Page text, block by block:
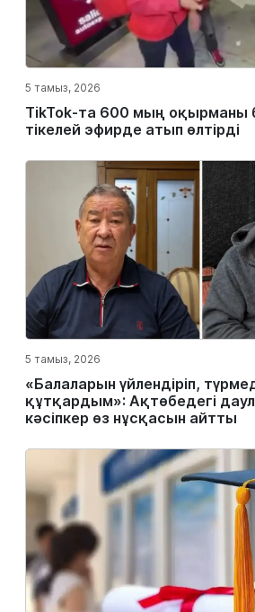
5 тамыз, 2026
TikTok-та 600 мың оқырманы
тікелей эфирде атып өлтірді
5 тамыз, 2026
«Балаларын үйлендіріп,
құтқардым»: Ақтөбедегі
кәсіпкер өз нұсқасын айтты